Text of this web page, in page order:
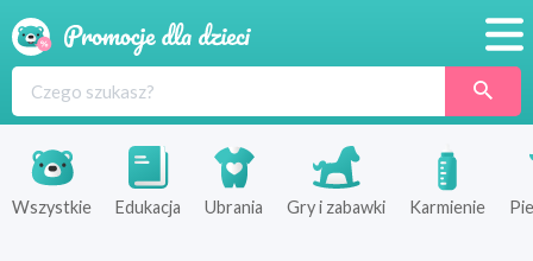
Produkty
Sklepy
Wszystkie Edukacja Ubrania Gry i zabawki Karmienie